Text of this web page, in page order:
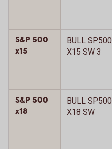
S&P 500
x15
BULL SP500
X15 SW 3
S&P 500
x18
BULL SP500
X18 SW